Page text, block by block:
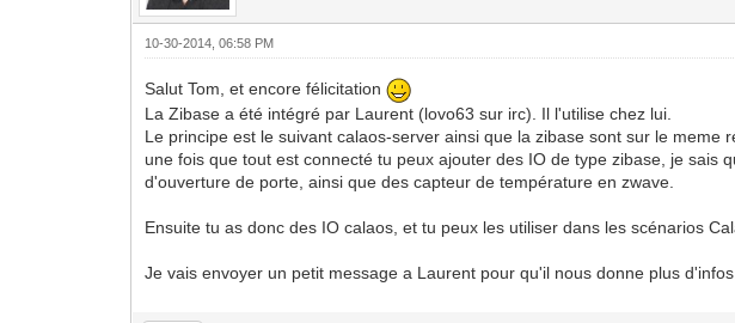
10-30-2014, 06:58 PM
Salut Tom, et encore félicitation
La Zibase a été intégré par Laurent (lovo63 sur irc). Il l'utilise chez lui.
Le principe est le suivant calaos-server ainsi que la zibase sont sur le
une fois que tout est connecté tu peux ajouter des IO de type zibase, je
d'ouverture de porte, ainsi que des capteur de température en zwave.
Ensuite tu as donc des IO calaos, et tu peux les utiliser dans les scénarios
Je vais envoyer un petit message a Laurent pour qu'il nous donne plus